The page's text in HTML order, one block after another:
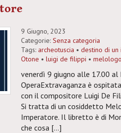
9 Giugno, 2023
Categorie: Senza categoria
Tags: archeotuscia • destino di
Otone • luigi de filippi • melologo
venerdì 9 giugno alle 17.00 al
OperaExtravaganza è
con il compositore Luigi De
Si tratta di un cosiddetto
Imperatore. Il libretto è di
che cosa […]